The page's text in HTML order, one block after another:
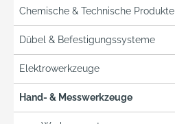
Chemische & Technische Produkte
Dübel & Befestigungssysteme
Elektrowerkzeuge
Hand- & Messwerkzeuge